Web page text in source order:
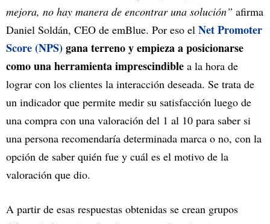
mejora, no hay manera de encontrar una solución” afirma
Daniel Soldán, CEO de emBlue. Por eso el Net Promoter
Score (NPS)gana terreno y empieza a posicionarse
como una herramienta imprescindible a la hora de
lograr con los clientes la interacción deseada. Se trata de
un indicador que permite medir su satisfacción luego de
una compra con una valoración del 1 al 10 para saber si
una persona recomendaría determinada marca o no, con la
opción de saber quién fue y cuál es el motivo de la
valoración que dio.
A partir de esas respuestas obtenidas se crean grupos